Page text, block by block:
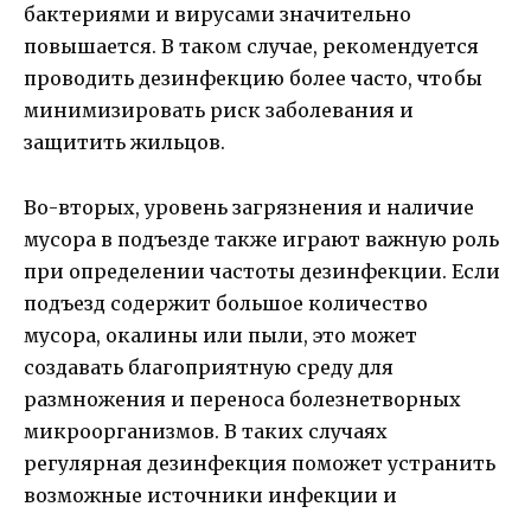
бактериями и вирусами значительно
повышается. В таком случае, рекомендуется
проводить дезинфекцию более часто, чтобы
минимизировать риск заболевания и
защитить жильцов.
Во-вторых, уровень загрязнения и наличие
мусора в подъезде также играют важную роль
при определении частоты дезинфекции. Если
подъезд содержит большое количество
мусора, окалины или пыли, это может
создавать благоприятную среду для
размножения и переноса болезнетворных
микроорганизмов. В таких случаях
регулярная дезинфекция поможет устранить
возможные источники инфекции и